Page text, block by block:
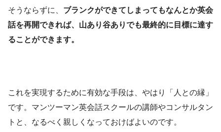
そうならずに、 ブランクができてしまってもなんとか英会
話を再開できれば、山あり谷ありでも最終的に目標に達す
ることができます。
これを実現するために有効な手段は、やはり「人との縁」
です。マンツーマン英会話スクールの講師やコンサルタン
トと、なるべく親しくなっておけばよいのです。